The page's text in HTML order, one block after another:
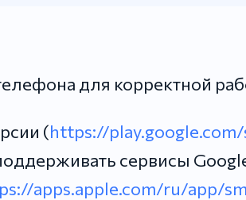
для корректной
(https://
сервисы
apps.apple.com/ru/app/